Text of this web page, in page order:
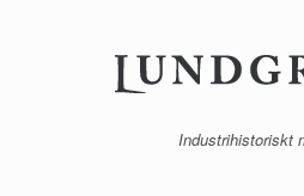
Industrihistoriskt